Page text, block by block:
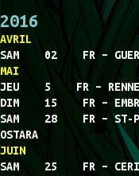
2016
AVRIL
SAM 02 FR – GUERET
MAI
JEU 5 FR – RENNES –
DIM 15 FR – EMBRUN
SAM 28 FR – ST-
OSTARA
JUIN
SAM 25 FR –